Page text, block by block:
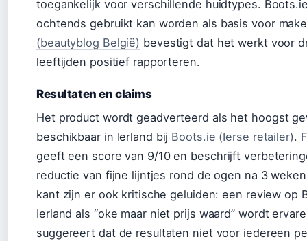
toegankelijk voor verschillende huidtypes.
ochtends gebruikt kan worden als basis voor
(beautyblog België) bevestigt dat het werkt voor
leeftijden positief rapporteren.
Resultaten en claims
Het product wordt geadverteerd als het hoogst
beschikbaar in Ierland bij Boots.ie (Ierse retailer).
geeft een score van 9/10 en beschrijft
reductie van fijne lijntjes rond de ogen na 3
kant zijn er ook kritische geluiden: een review op
Ierland als “oke maar niet prijs waard” wordt
suggereert dat de resultaten niet voor iedereen